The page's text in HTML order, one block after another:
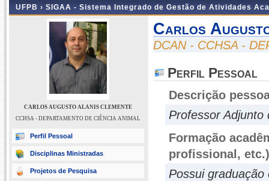
UFPB › SIGAA - Sistema Integrado de Gestão de Atividades
CARLOS AUGUSTO ALANIS CLEMENTE
CCHSA - DEPARTAMENTO DE CIÊNCIA ANIMAL
Perfil Pessoal
Disciplinas Ministradas
Projetos de Pesquisa
Carlos
DCAN - CCHSA -
Perfil Pessoal
Descrição
Professor Adjunto
Formação
profissional, etc.)
Possui